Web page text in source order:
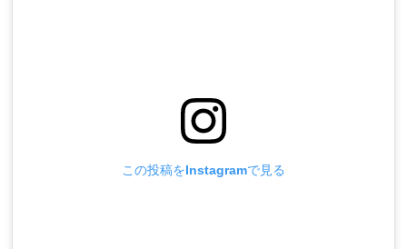
この投稿をInstagramで見る